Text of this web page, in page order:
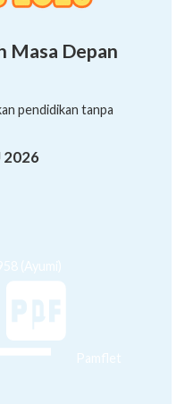
Masa Depan
pendidikan tanpa
2026
(Ayumi)
Pamflet